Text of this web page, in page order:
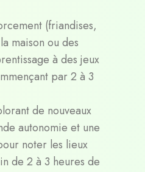
(friandises,
maison ou des
à des jeux
par 2 à 3
de nouveaux
autonomie et une
noter les lieux
de 2 à 3 heures de